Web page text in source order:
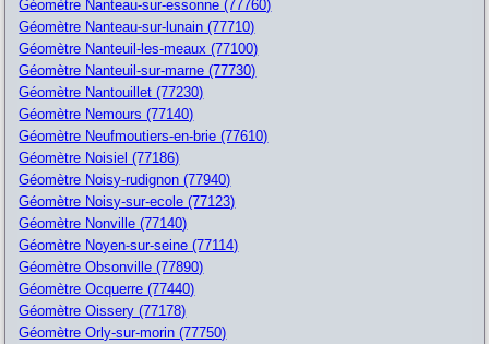
Géomètre Nanteau-sur-essonne (77760)
Géomètre Nanteau-sur-lunain (77710)
Géomètre Nanteuil-les-meaux (77100)
Géomètre Nanteuil-sur-marne (77730)
Géomètre Nantouillet (77230)
Géomètre Nemours (77140)
Géomètre Neufmoutiers-en-brie (77610)
Géomètre Noisiel (77186)
Géomètre Noisy-rudignon (77940)
Géomètre Noisy-sur-ecole (77123)
Géomètre Nonville (77140)
Géomètre Noyen-sur-seine (77114)
Géomètre Obsonville (77890)
Géomètre Ocquerre (77440)
Géomètre Oissery (77178)
Géomètre Orly-sur-morin (77750)